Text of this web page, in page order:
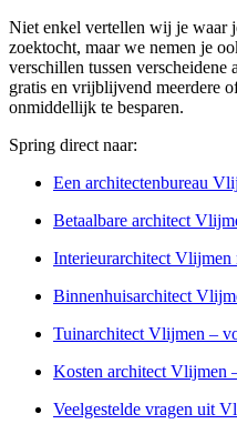
Niet enkel vertellen wij je waar
zoektocht, maar we nemen je
verschillen tussen verscheidene
gratis en vrijblijvend meerdere
onmiddellijk te besparen.
Spring direct naar:
Een architectenbureau
Betaalbare architect
Interieurarchitect Vlijmen
Binnenhuisarchitect
Tuinarchitect Vlijmen –
Kosten architect Vlijmen
Veelgestelde vragen uit